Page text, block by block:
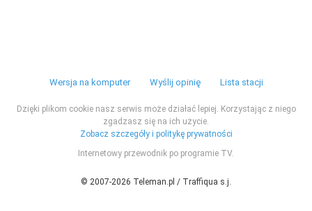
Wersja na komputer Wyślij opinię Lista stacji
Dzięki plikom cookie nasz serwis może działać lepiej. Korzystając z niego
zgadzasz się na ich użycie.
Zobacz szczegóły i politykę prywatności
Internetowy przewodnik po programie TV.
© 2007-2026 Teleman.pl / Traffiqua s.j.